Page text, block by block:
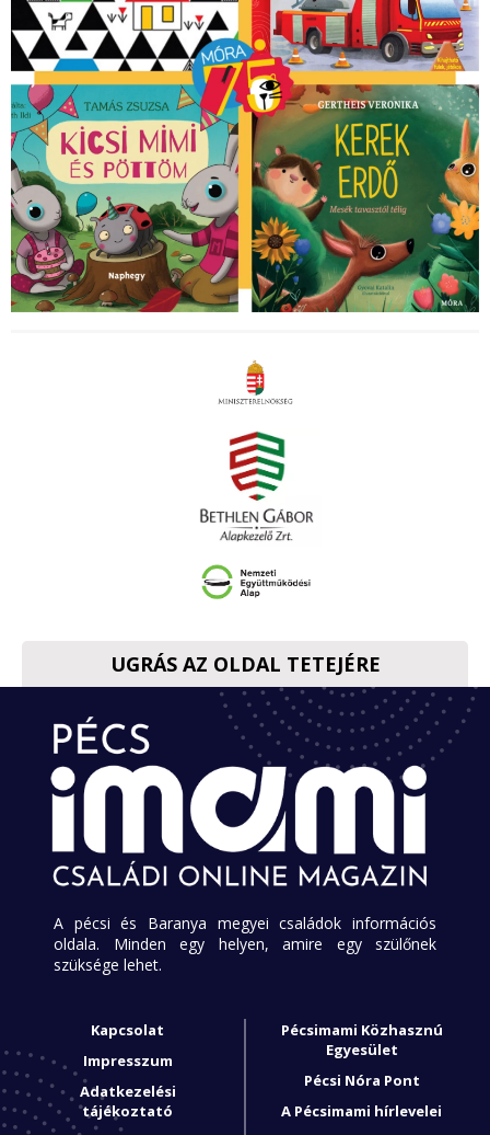
UGRÁS AZ OLDAL TETEJÉRE
A pécsi és Baranya megyei családok információs
oldala. Minden egy helyen, amire egy szülőnek
szüksége lehet.
Kapcsolat
Impresszum
Adatkezelési
tájékoztató
Pécsimami Közhasznú
Egyesület
Pécsi Nóra Pont
A Pécsimami hírlevelei